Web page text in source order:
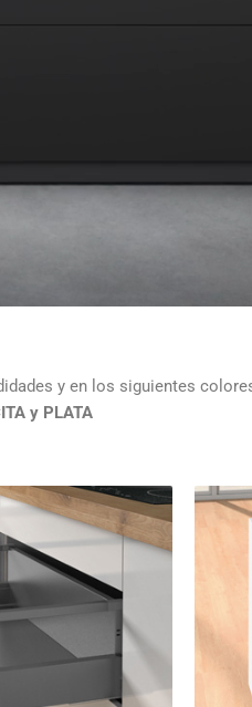
y en los siguientes
y PLATA